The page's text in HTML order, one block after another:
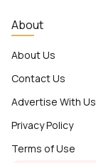
About
About Us
Contact Us
Advertise With Us
Privacy Policy
Terms of Use